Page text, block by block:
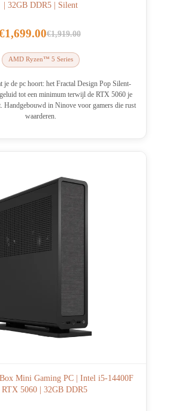
| 32GB DDR5 | Silent
€1,919.00
Oorspronkelijke
prijs
was:
€1,919.00.
1,699.00Huidige
prijs
is:
€1,699.00.
AMD Ryzen™ 5 Series
je de pc hoort: het Fractal Design Pop Silent-
tot een minimum terwijl de RTX 5060 je
Handgebouwd in Ninove voor gamers die rust
waarderen.
Mini Gaming PC | Intel i5-14400F
RTX 5060 | 32GB DDR5